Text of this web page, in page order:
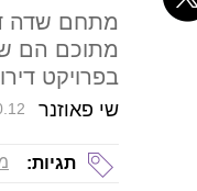
מתוכם הם
בפרויקט
שי פאוזנר
תגיות: